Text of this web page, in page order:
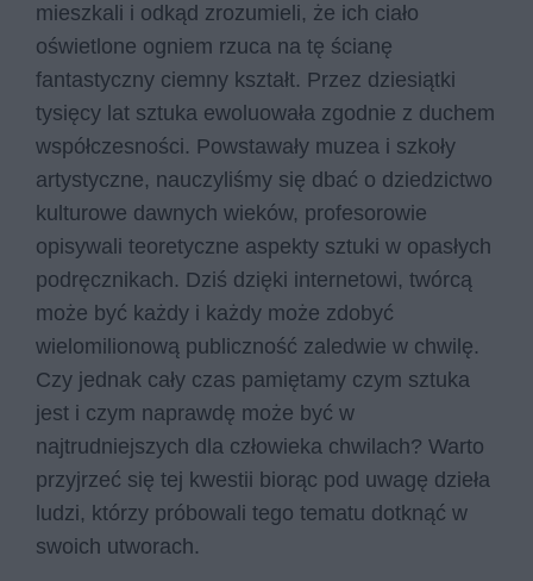
mieszkali i odkąd zrozumieli, że ich ciało
oświetlone ogniem rzuca na tę ścianę
fantastyczny ciemny kształt. Przez dziesiątki
tysięcy lat sztuka ewoluowała zgodnie z duchem
współczesności. Powstawały muzea i szkoły
artystyczne, nauczyliśmy się dbać o dziedzictwo
kulturowe dawnych wieków, profesorowie
opisywali teoretyczne aspekty sztuki w opasłych
podręcznikach. Dziś dzięki internetowi, twórcą
może być każdy i każdy może zdobyć
wielomilionową publiczność zaledwie w chwilę.
Czy jednak cały czas pamiętamy czym sztuka
jest i czym naprawdę może być w
najtrudniejszych dla człowieka chwilach? Warto
przyjrzeć się tej kwestii biorąc pod uwagę dzieła
ludzi, którzy próbowali tego tematu dotknąć w
swoich utworach.